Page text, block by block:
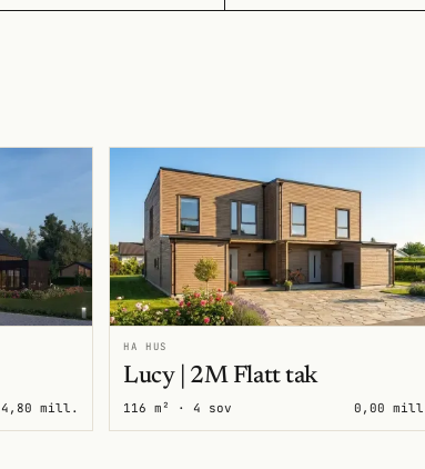
4,80 mill.
HA HUS
Lucy | 2M Flatt tak
116 m² · 4 sov 0,00